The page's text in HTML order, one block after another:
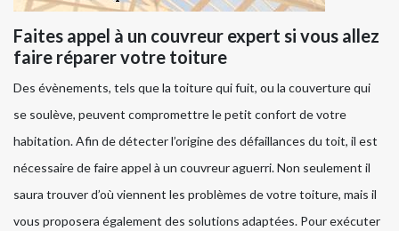
Faites appel à un couvreur expert si vous allez
faire réparer votre toiture
Des évènements, tels que la toiture qui fuit, ou la couverture qui
se soulève, peuvent compromettre le petit confort de votre
habitation. Afin de détecter l’origine des défaillances du toit, il est
nécessaire de faire appel à un couvreur aguerri. Non seulement il
saura trouver d’où viennent les problèmes de votre toiture, mais il
vous proposera également des solutions adaptées. Pour exécuter